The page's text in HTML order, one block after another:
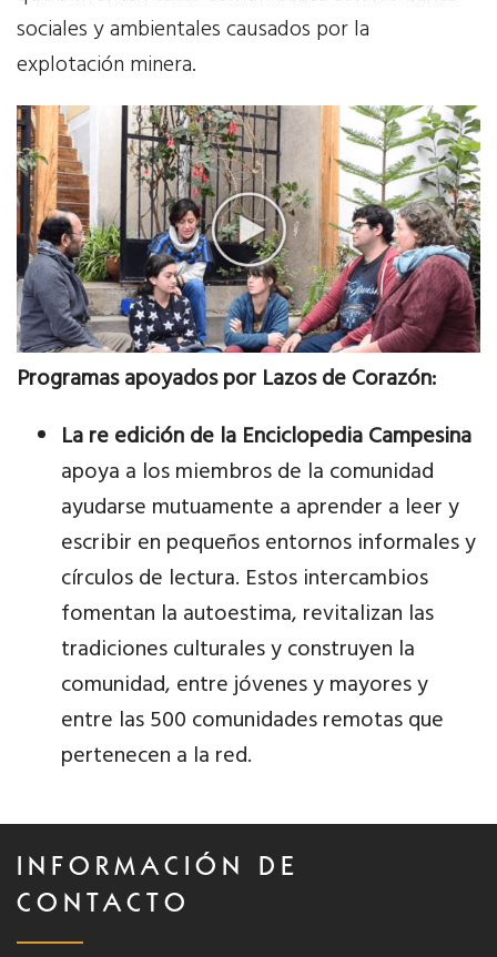
sociales y ambientales causados por la
explotación minera.
Programas apoyados por Lazos de Corazón:
La re edición de la Enciclopedia Campesina
apoya a los miembros de la comunidad
ayudarse mutuamente a aprender a leer y
escribir en pequeños entornos informales y
círculos de lectura. Estos intercambios
fomentan la autoestima, revitalizan las
tradiciones culturales y construyen la
comunidad, entre jóvenes y mayores y
entre las 500 comunidades remotas que
pertenecen a la red.
INFORMACIÓN DE
CONTACTO